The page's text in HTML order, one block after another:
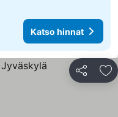
Katso hinnat
Jaa